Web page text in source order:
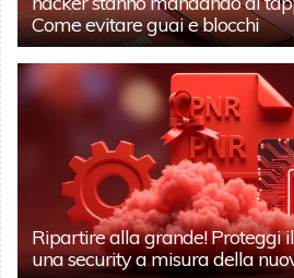
Come evitare guai e blocchi
Ripartire alla grande! Proteggi
una security a misura della